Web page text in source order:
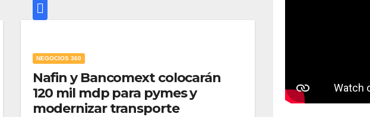
NEGOCIOS 360
Nafin y Bancomext colocarán
120 mil mdp para pymes y
modernizar transporte